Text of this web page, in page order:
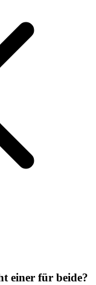
einer für beide?